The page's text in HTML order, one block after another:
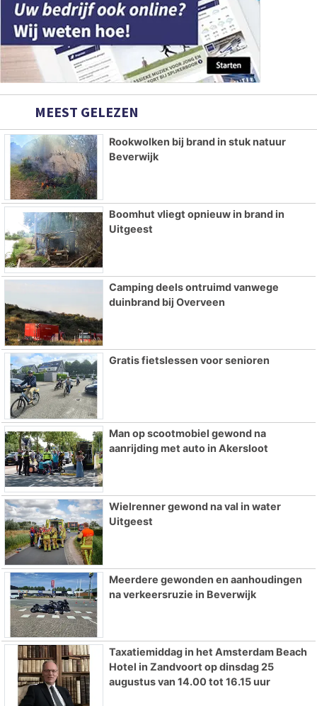
MEEST GELEZEN
Rookwolken bij brand in stuk natuur
Beverwijk
Boomhut vliegt opnieuw in brand in
Uitgeest
Camping deels ontruimd vanwege
duinbrand bij Overveen
Gratis fietslessen voor senioren
Man op scootmobiel gewond na
aanrijding met auto in Akersloot
Wielrenner gewond na val in water
Uitgeest
Meerdere gewonden en aanhoudingen
na verkeersruzie in Beverwijk
Taxatiemiddag in het Amsterdam Beach
Hotel in Zandvoort op dinsdag 25
augustus van 14.00 tot 16.15 uur